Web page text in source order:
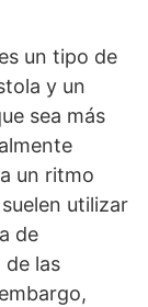
un tipo de
y un
sea más
un ritmo
utilizar
de
de las